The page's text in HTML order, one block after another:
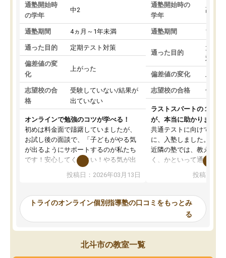
通塾開始時
の学年
中2
通塾期間 4ヵ月～1年未満
通った目的 定期テスト対策
偏差値の変
化
上がった
志望校の合
格
受験していない/結果が
出ていない
オンラインで勉強のコツが学べる！
初めは料金面で躊躇していましたが、
お試し後の面談で、「子どもがやる気
が出るようにサポートするのが私たち
です！安心してください！やる気が出
ないのは私たち講師の責任です」と言
ってくださり、確かに！と考えて、思
ったんですが、学生の先生から学ぶこ
み、徐々に成績が上がったらいいなと
思っていました。何が今足りないのか
を的確に指導いただき、子どももびっ
くりするほど楽しんでやる気を持って
投稿日：2026年03月13日
通塾開始時の
学年
高3
通塾期間 1～3
通った目的
大学
対策
偏差値の変化
志望校の合格 合格
ラストスパートの１か月
が、本当に助かりました
共通テストに向けての追
に、入塾しました。田舎
近隣の塾では、教えても
く、かといって通うには
可能なので本当に助か
らないところをピンポイ
頂いて、とてもわかり
していました。一生を
スト、多少お金がかかっ
投稿日：
トライのオンライン個別指導塾の口コミをもっとみ
る
北斗市の教室一覧